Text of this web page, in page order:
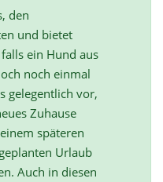
den
und bietet
ein Hund aus
noch einmal
gelegentlich vor,
Zuhause
späteren
Urlaub
Auch in diesen